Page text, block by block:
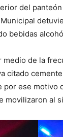
del
bebidas
de la
citado
ese motivo
movilizaron al